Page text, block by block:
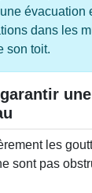
évacuation
dans les
son toit.
les
sont pas